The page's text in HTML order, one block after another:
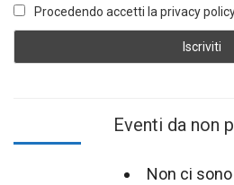
Procedendo accetti la privacy
Eventi da non
Non ci